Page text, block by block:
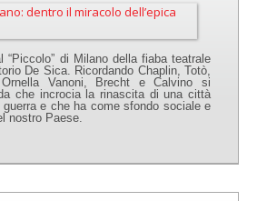
“Piccolo” di Milano della fiaba teatrale
De Sica. Ricordando Chaplin, Totò,
Vanoni, Brecht e Calvino si
che incrocia la rinascita di una città
e che ha come sfondo sociale e
nostro Paese.